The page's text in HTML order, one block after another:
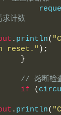
计数
. println(
reset." );
}
// 熔断检
if
(
. println(